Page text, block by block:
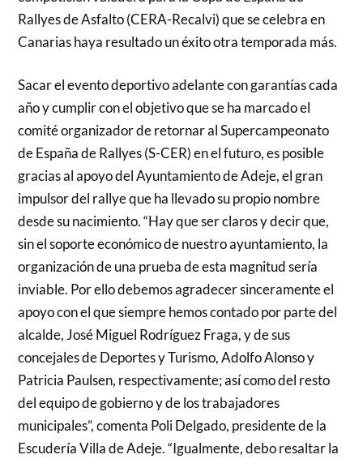
Rallyes de Asfalto (CERA-Recalvi) que se celebra en
Canarias haya resultado un éxito otra temporada más.
Sacar el evento deportivo adelante con garantías cada
año y cumplir con el objetivo que se ha marcado el
comité organizador de retornar al Supercampeonato
de España de Rallyes (S-CER) en el futuro, es posible
gracias al apoyo del Ayuntamiento de Adeje, el gran
impulsor del rallye que ha llevado su propio nombre
desde su nacimiento. “Hay que ser claros y decir que,
sin el soporte económico de nuestro ayuntamiento, la
organización de una prueba de esta magnitud sería
inviable. Por ello debemos agradecer sinceramente el
apoyo con el que siempre hemos contado por parte del
alcalde, José Miguel Rodríguez Fraga, y de sus
concejales de Deportes y Turismo, Adolfo Alonso y
Patricia Paulsen, respectivamente; así como del resto
del equipo de gobierno y de los trabajadores
municipales”, comenta Poli Delgado, presidente de la
Escudería Villa de Adeje. “Igualmente, debo resaltar la